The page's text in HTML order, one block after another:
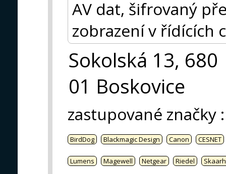
AV dat, šifrovaný
zobrazení v řídících
Sokolská 13, 680
01 Boskovice
zastupované značky :
BirdDog Blackmagic Design Canon CESNET
Lumens Magewell Netgear Riedel